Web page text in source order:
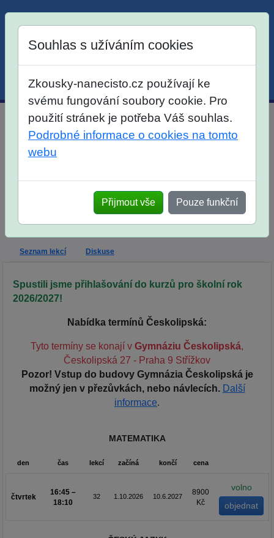
Menu Účet Košík
Dlouhodobý kurz matematika, český jazyk pro žáky 8.
Českolipská
Olšiny
Seznam lekcí Diskuse
Souhlas s užíváním cookies
Zkousky-nanecisto.cz používají ke
svému fungování soubory cookie. Pro
použití stránek je potřeba Váš souhlas.
Podrobné informace o cookies na tomto
webu
Přijmout vše Pouze funkční
Spustili jsme přihlašování do kurzů pro školní rok
2026/2027!
Nabídka termínů Českolipská:
Tyto termíny se konají v Gymnáziu Českolipská,
Českolipská 27 - Praha 9 Střížkov
Pozor! Vstup do budovy Gymnázia Českolipská je
možný jen v přezůvkách, nebo návlecích. Další
informace.
MATEMATIKA
den čas lekcí začíná končí cena
čtvrtek
16:45 –
18:10
32 1.10.2026 10.6.2027
8900
Kč
volno